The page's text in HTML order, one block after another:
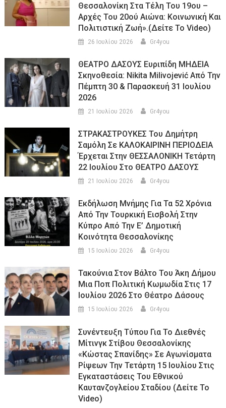
Θεσσαλονίκη Στα Τέλη Του 19ου –
Αρχές Του 20ού Αιώνα: Κοινωνική Και
Πολιτιστική Ζωή».(Δείτε Το Video)
26 Ιουλίου 2026 Gr4you
ΘΕΑΤΡΟ ΔΑΣΟΥΣ Ευριπίδη ΜΗΔΕΙΑ
Σκηνοθεσία: Nikita Milivojević Από Την
Πέμπτη 30 & Παρασκευή 31 Ιουλίου
2026
21 Ιουλίου 2026 Gr4you
ΣΤΡΑΚΑΣΤΡΟΥΚΕΣ Του Δημήτρη
Σαμόλη Σε ΚΑΛΟΚΑΙΡΙΝΗ ΠΕΡΙΟΔΕΙΑ
Έρχεται Στην ΘΕΣΣΑΛΟΝΙΚΗ Τετάρτη
22 Ιουλίου Στο ΘΕΑΤΡΟ ΔΑΣΟΥΣ
21 Ιουλίου 2026 Gr4you
Εκδήλωση Μνήμης Για Τα 52 Χρόνια
Από Την Τουρκική Εισβολή Στην
Κύπρο Από Την Ε’ Δημοτική
Κοινότητα Θεσσαλονίκης
15 Ιουλίου 2026 Gr4you
Τακούνια Στον Βάλτο Του Άκη Δήμου
Μια Ποπ Πολιτική Κωμωδία Στις 17
Ιουλίου 2026 Στο Θέατρο Δάσους
15 Ιουλίου 2026 Gr4you
Συνέντευξη Τύπου Για Το Διεθνές
Μίτινγκ Στίβου Θεσσαλονίκης
«Κώστας Σπανίδης» Σε Αγωνίσματα
Ρίψεων Την Τετάρτη 15 Ιουλίου Στις
Εγκαταστάσεις Του Εθνικού
Καυτανζογλείου Σταδίου (Δείτε Το
Video)